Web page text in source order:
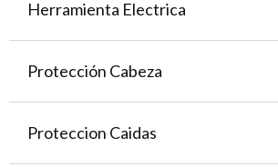
Herramienta Electrica
Protección Cabeza
Proteccion Caidas